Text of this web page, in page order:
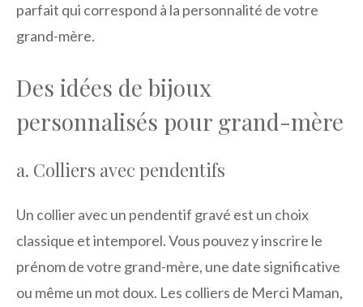
parfait qui correspond à la personnalité de votre
grand-mère.
Des idées de bijoux
personnalisés pour grand-mère
a. Colliers avec pendentifs
Un collier avec un pendentif gravé est un choix
classique et intemporel. Vous pouvez y inscrire le
prénom de votre grand-mère, une date significative
ou même un mot doux. Les colliers de Merci Maman,